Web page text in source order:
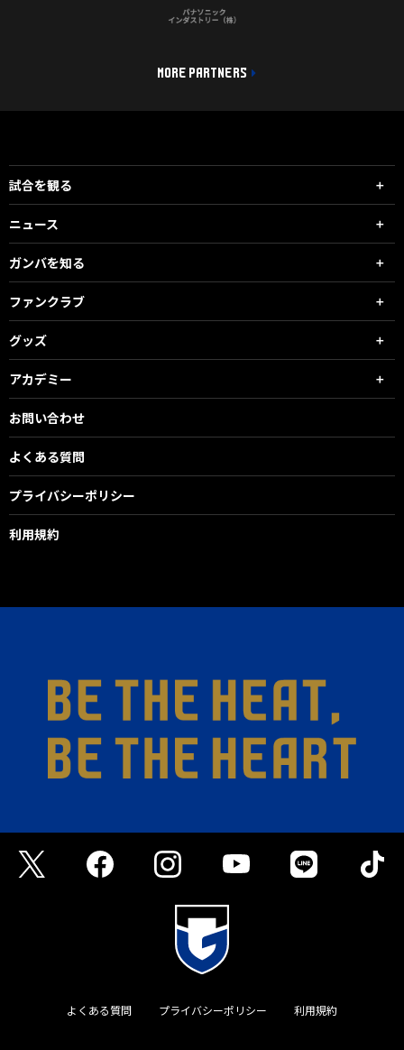
MORE PARTNERS
試合を観る
ニュース
ガンバを知る
ファンクラブ
グッズ
アカデミー
お問い合わせ
よくある質問
プライバシーポリシー
利用規約
よくある質問 プライバシーポリシー 利用規約